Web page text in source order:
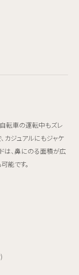
自転車の運転中もズレ
カジュアルにもジャケ
ドは、鼻にのる面積が広
能です。